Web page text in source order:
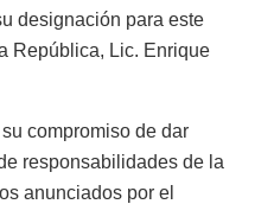
designación para este
República, Lic. Enrique
compromiso de dar
responsabilidades de la
anunciados por el